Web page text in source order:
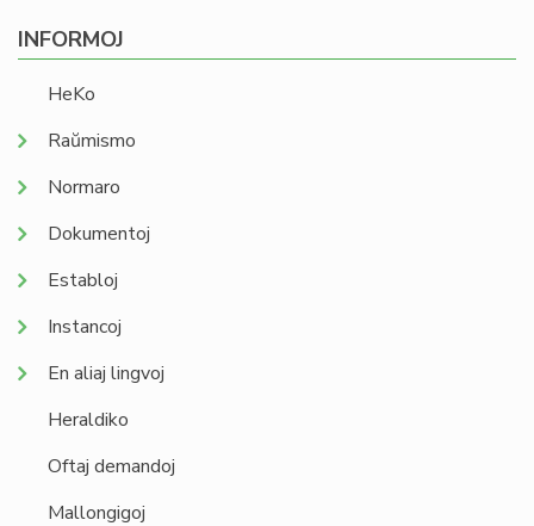
INFORMOJ
HeKo
Raŭmismo
Normaro
Dokumentoj
Establoj
Instancoj
En aliaj lingvoj
Heraldiko
Oftaj demandoj
Mallongigoj